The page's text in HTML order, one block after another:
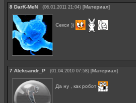
8 DarK-MeN (06.01.2011 21:04) [Материал]
Секси ))
7 Aleksandr_P (01.04.2010 07:58) [Материал]
Да ну , как робот